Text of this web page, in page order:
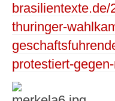
thuringer-
protestiert-